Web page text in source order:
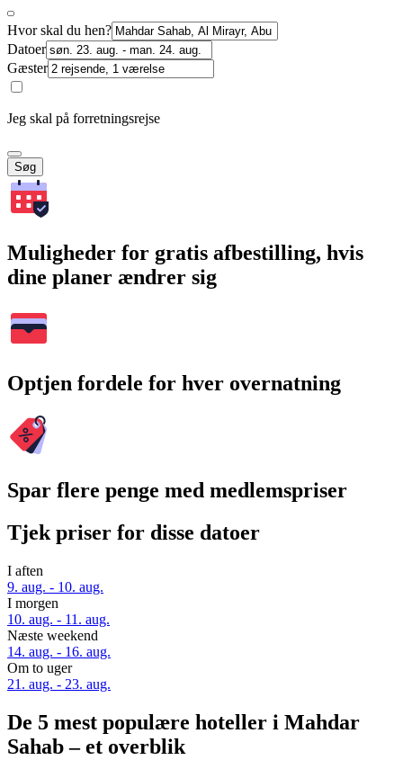
Hvor skal du hen?
Datoer
Gæster
Jeg skal på forretningsrejse
Søg
Muligheder for gratis afbestilling, hvis
dine planer ændrer sig
Optjen fordele for hver overnatning
Spar flere penge med medlemspriser
Tjek priser for disse datoer
I aften
9. aug. - 10. aug.
I morgen
10. aug. - 11. aug.
Næste weekend
14. aug. - 16. aug.
Om to uger
21. aug. - 23. aug.
De 5 mest populære hoteller i Mahdar
Sahab – et overblik